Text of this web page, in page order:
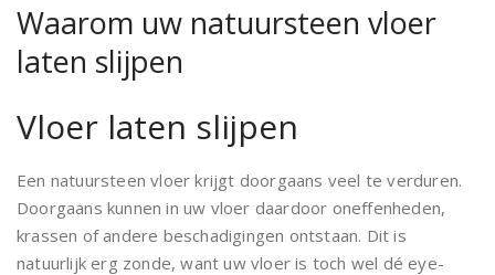
Waarom uw natuursteen vloer
laten slijpen
Vloer laten slijpen
Een natuursteen vloer krijgt doorgaans veel te verduren.
Doorgaans kunnen in uw vloer daardoor oneffenheden,
krassen of andere beschadigingen ontstaan. Dit is
natuurlijk erg zonde, want uw vloer is toch wel dé eye-